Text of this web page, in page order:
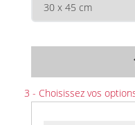
3 - Choisissez vos